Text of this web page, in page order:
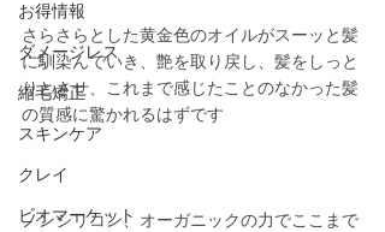
お得情報
ダメージレス
縮毛矯正
スキンケア
クレイ
ビオマーケット
さらさらとした黄金色のオイルがスーッと髪
に馴染んでいき、艶を取り戻し、髪をしっと
りとさせ、これまで感じたことのなかった髪
の質感に驚かれるはずです﻿
ノンシリコン、オーガニックの力でここまで